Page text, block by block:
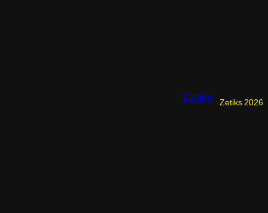
Zetiks Zetiks 2026